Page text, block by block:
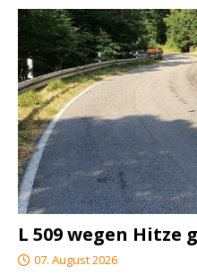
L 509 wegen Hitze
07. August 2026